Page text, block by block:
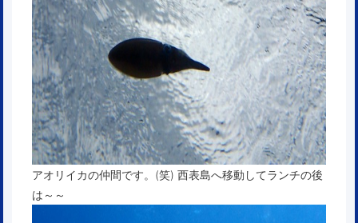
アオリイカの仲間です。(笑) 西表島へ移動してランチの後
は～～